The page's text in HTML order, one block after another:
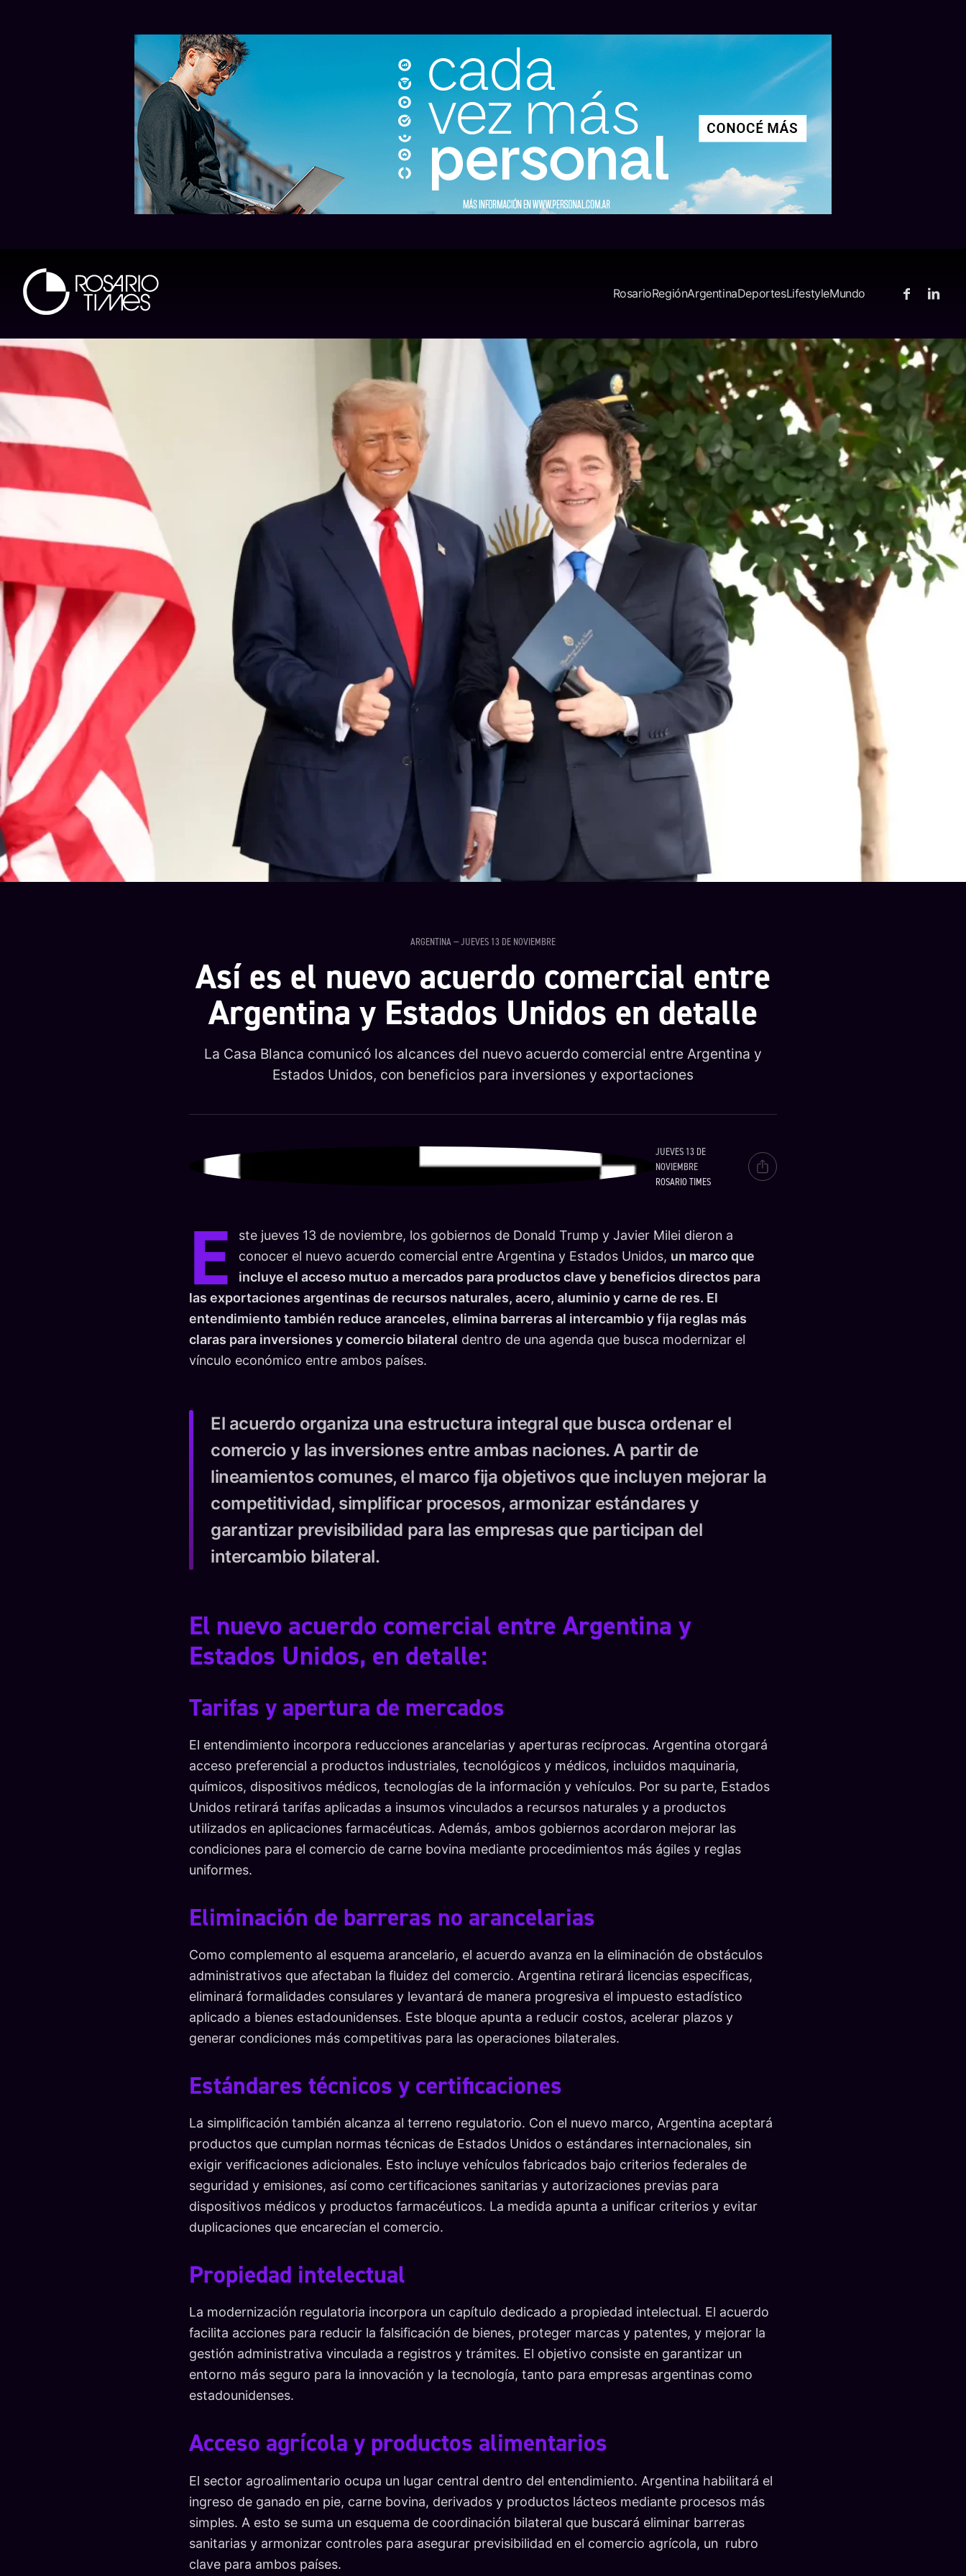
RosarioRegiónArgentinaDeportesLifestyleMundo
ARGENTINA — JUEVES 13 DE NOVIEMBRE
Así es el nuevo acuerdo comercial entre
Argentina y Estados Unidos en detalle
La Casa Blanca comunicó los alcances del nuevo acuerdo comercial entre Argentina y
Estados Unidos, con beneficios para inversiones y exportaciones
JUEVES 13 DE
NOVIEMBRE
ROSARIO TIMES
E
ste jueves 13 de noviembre, los gobiernos de Donald Trump y Javier Milei dieron a
conocer el nuevo acuerdo comercial entre Argentina y Estados Unidos, un marco que
incluye el acceso mutuo a mercados para productos clave y beneficios directos para
las exportaciones argentinas de recursos naturales, acero, aluminio y carne de res. El
entendimiento también reduce aranceles, elimina barreras al intercambio y fija reglas más
claras para inversiones y comercio bilateral dentro de una agenda que busca modernizar el
vínculo económico entre ambos países.
El acuerdo organiza una estructura integral que busca ordenar el
comercio y las inversiones entre ambas naciones. A partir de
lineamientos comunes, el marco fija objetivos que incluyen mejorar la
competitividad, simplificar procesos, armonizar estándares y
garantizar previsibilidad para las empresas que participan del
intercambio bilateral.
El nuevo acuerdo comercial entre Argentina y
Estados Unidos, en detalle:
Tarifas y apertura de mercados
El entendimiento incorpora reducciones arancelarias y aperturas recíprocas. Argentina otorgará
acceso preferencial a productos industriales, tecnológicos y médicos, incluidos maquinaria,
químicos, dispositivos médicos, tecnologías de la información y vehículos. Por su parte, Estados
Unidos retirará tarifas aplicadas a insumos vinculados a recursos naturales y a productos
utilizados en aplicaciones farmacéuticas. Además, ambos gobiernos acordaron mejorar las
condiciones para el comercio de carne bovina mediante procedimientos más ágiles y reglas
uniformes.
Eliminación de barreras no arancelarias
Como complemento al esquema arancelario, el acuerdo avanza en la eliminación de obstáculos
administrativos que afectaban la fluidez del comercio. Argentina retirará licencias específicas,
eliminará formalidades consulares y levantará de manera progresiva el impuesto estadístico
aplicado a bienes estadounidenses. Este bloque apunta a reducir costos, acelerar plazos y
generar condiciones más competitivas para las operaciones bilaterales.
Estándares técnicos y certificaciones
La simplificación también alcanza al terreno regulatorio. Con el nuevo marco, Argentina aceptará
productos que cumplan normas técnicas de Estados Unidos o estándares internacionales, sin
exigir verificaciones adicionales. Esto incluye vehículos fabricados bajo criterios federales de
seguridad y emisiones, así como certificaciones sanitarias y autorizaciones previas para
dispositivos médicos y productos farmacéuticos. La medida apunta a unificar criterios y evitar
duplicaciones que encarecían el comercio.
Propiedad intelectual
La modernización regulatoria incorpora un capítulo dedicado a propiedad intelectual. El acuerdo
facilita acciones para reducir la falsificación de bienes, proteger marcas y patentes, y mejorar la
gestión administrativa vinculada a registros y trámites. El objetivo consiste en garantizar un
entorno más seguro para la innovación y la tecnología, tanto para empresas argentinas como
estadounidenses.
Acceso agrícola y productos alimentarios
El sector agroalimentario ocupa un lugar central dentro del entendimiento. Argentina habilitará el
ingreso de ganado en pie, carne bovina, derivados y productos lácteos mediante procesos más
simples. A esto se suma un esquema de coordinación bilateral que buscará eliminar barreras
sanitarias y armonizar controles para asegurar previsibilidad en el comercio agrícola, un rubro
clave para ambos países.